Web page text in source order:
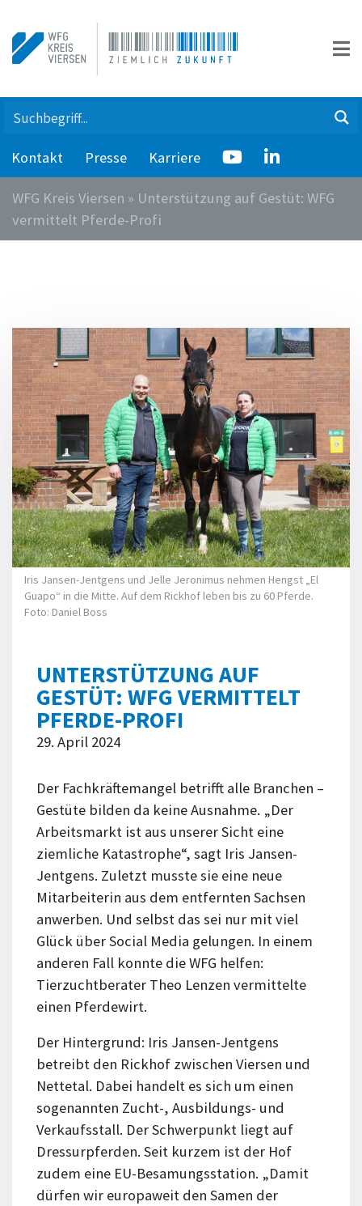
Kontakt Presse Karriere
WFG Kreis Viersen » Unterstützung auf Gestüt: WFG
vermittelt Pferde-Profi
Iris Jansen-Jentgens und Jelle Jeronimus nehmen Hengst „El
Guapo“ in die Mitte. Auf dem Rickhof leben bis zu 60 Pferde.
Foto: Daniel Boss
UNTERSTÜTZUNG AUF
GESTÜT: WFG VERMITTELT
PFERDE-PROFI
29. April 2024
Der Fachkräftemangel betrifft alle Branchen –
Gestüte bilden da keine Ausnahme. „Der
Arbeitsmarkt ist aus unserer Sicht eine
ziemliche Katastrophe“, sagt Iris Jansen-
Jentgens. Zuletzt musste sie eine neue
Mitarbeiterin aus dem entfernten Sachsen
anwerben. Und selbst das sei nur mit viel
Glück über Social Media gelungen. In einem
anderen Fall konnte die WFG helfen:
Tierzuchtberater Theo Lenzen vermittelte
einen Pferdewirt.
Der Hintergrund: Iris Jansen-Jentgens
betreibt den Rickhof zwischen Viersen und
Nettetal. Dabei handelt es sich um einen
sogenannten Zucht-, Ausbildungs- und
Verkaufsstall. Der Schwerpunkt liegt auf
Dressurpferden. Seit kurzem ist der Hof
zudem eine EU-Besamungsstation. „Damit
dürfen wir europaweit den Samen der